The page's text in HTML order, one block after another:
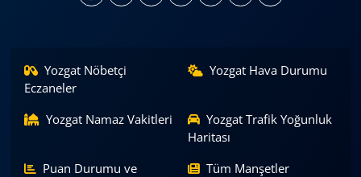
Yozgat Nöbetçi
Eczaneler
Yozgat Hava Durumu
Yozgat Namaz Vakitleri
Yozgat Trafik Yoğunluk
Haritası
Puan Durumu ve
Tüm Manşetler